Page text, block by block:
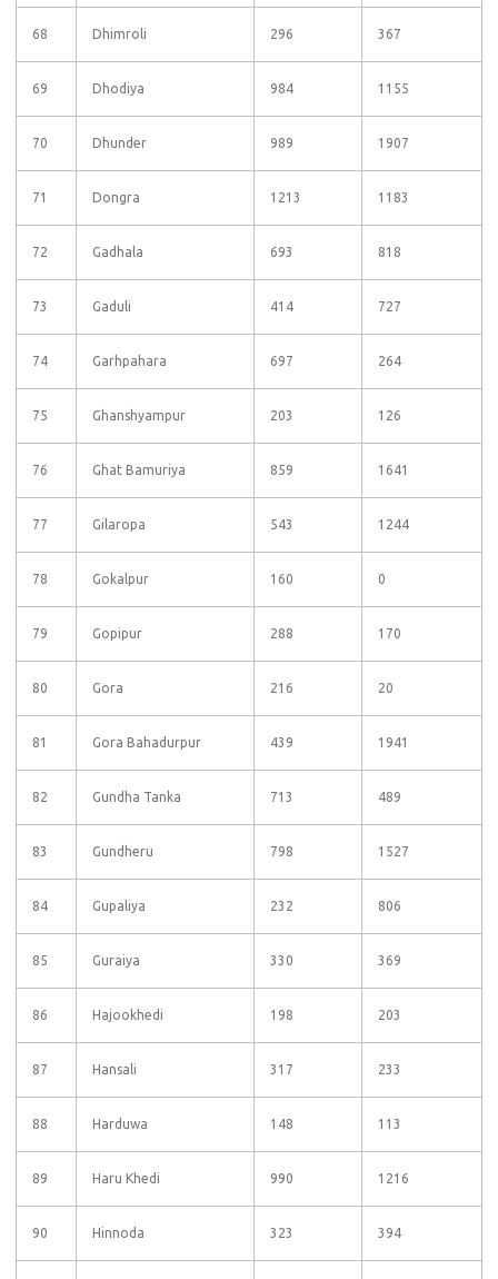
68 Dhimroli 296 367
69 Dhodiya 984 1155
70 Dhunder 989 1907
71 Dongra 1213 1183
72 Gadhala 693 818
73 Gaduli 414 727
74 Garhpahara 697 264
75 Ghanshyampur 203 126
76 Ghat Bamuriya 859 1641
77 Gilaropa 543 1244
78 Gokalpur 160 0
79 Gopipur 288 170
80 Gora 216 20
81 Gora Bahadurpur 439 1941
82 Gundha Tanka 713 489
83 Gundheru 798 1527
84 Gupaliya 232 806
85 Guraiya 330 369
86 Hajookhedi 198 203
87 Hansali 317 233
88 Harduwa 148 113
89 Haru Khedi 990 1216
90 Hinnoda 323 394